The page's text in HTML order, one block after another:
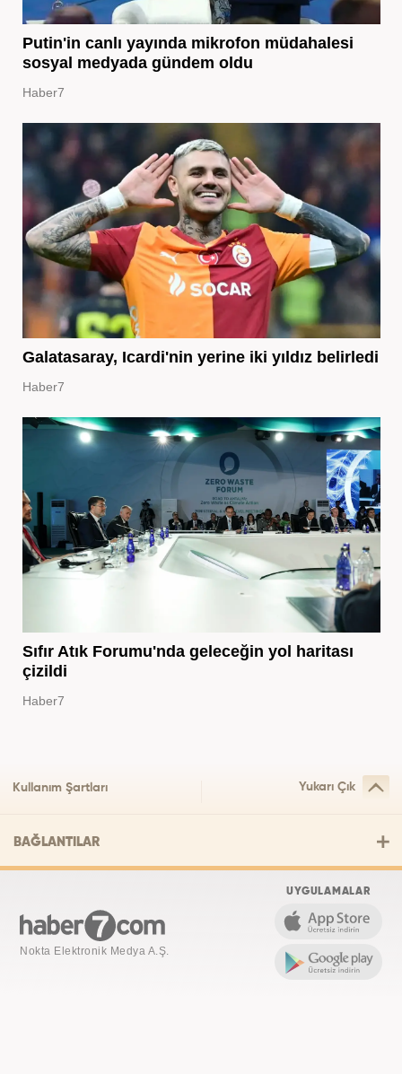
Putin'in canlı yayında mikrofon müdahalesi
sosyal medyada gündem oldu
Haber7
Galatasaray, Icardi'nin yerine iki yıldız belirledi
Haber7
Sıfır Atık Forumu'nda geleceğin yol haritası
çizildi
Haber7
Kullanım Şartları Yukarı Çık
BAĞLANTILAR
Nokta Elektronik Medya A.Ş.
UYGULAMALAR